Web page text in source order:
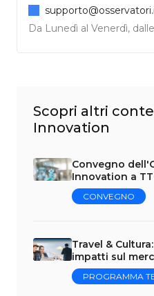
Da Lunedì al Venerdì,
Scopri altri
Innovation
Convegno
Innovation a
CONVEGNO
Travel &
impatti sul
PROGRAMMA